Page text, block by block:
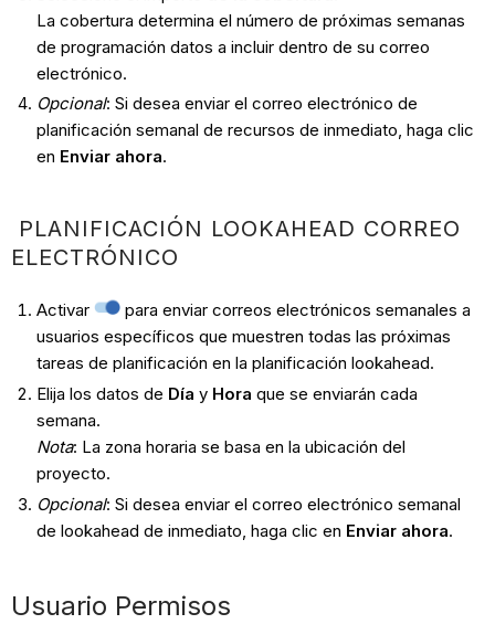
La cobertura determina el número de próximas semanas
de programación datos a incluir dentro de su correo
electrónico.
Opcional: Si desea enviar el correo electrónico de
planificación semanal de recursos de inmediato, haga clic
en Enviar ahora.
PLANIFICACIÓN LOOKAHEAD CORREO
ELECTRÓNICO
Activar
para enviar correos electrónicos semanales a
usuarios específicos que muestren todas las próximas
tareas de planificación en la planificación lookahead.
Elija los datos de Día y Hora que se enviarán cada
semana.
Nota: La zona horaria se basa en la ubicación del
proyecto.
Opcional: Si desea enviar el correo electrónico semanal
de lookahead de inmediato, haga clic en Enviar ahora.
Usuario Permisos